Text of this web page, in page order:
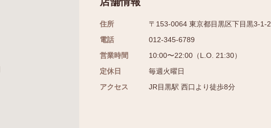
住所
〒153-0064 東京都目黒区下目黒3-1-2
電話
012-345-6789
営業時間
10:00〜22:00（L.O. 21:30）
定休日
毎週火曜日
アクセス
JR目黒駅 西口より徒歩8分